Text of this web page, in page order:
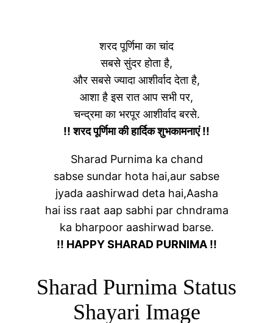
शरद पूर्णिमा का चांद
सबसे सुंदर होता है,
और सबसे ज्यादा आशीर्वाद देता है,
आशा है इस रात आप सभी पर,
चन्द्रमा का भरपूर आशीर्वाद बरसे.
!! शरद पूर्णिमा की हार्दिक शुभकामनाएं !!
Sharad Purnima ka chand
sabse sundar hota hai,aur sabse
jyada aashirwad deta hai,Aasha
hai iss raat aap sabhi par chndrama
ka bharpoor aashirwad barse.
!! HAPPY SHARAD PURNIMA !!
Sharad Purnima Status
Shayari Image